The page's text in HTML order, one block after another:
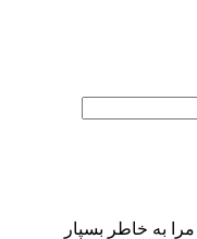
مرا به خاطر بسپار